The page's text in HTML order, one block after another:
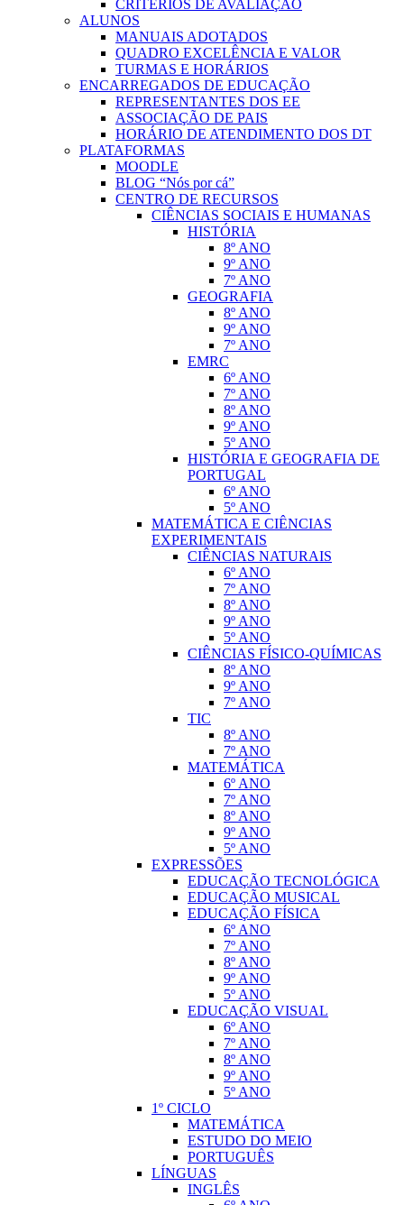
CRITÉRIOS DE AVALIAÇÃO
ALUNOS
MANUAIS ADOTADOS
QUADRO EXCELÊNCIA E VALOR
TURMAS E HORÁRIOS
ENCARREGADOS DE EDUCAÇÃO
REPRESENTANTES DOS EE
ASSOCIAÇÃO DE PAIS
HORÁRIO DE ATENDIMENTO DOS DT
PLATAFORMAS
MOODLE
BLOG “Nós por cá”
CENTRO DE RECURSOS
CIÊNCIAS SOCIAIS E HUMANAS
HISTÓRIA
8º ANO
9º ANO
7º ANO
GEOGRAFIA
8º ANO
9º ANO
7º ANO
EMRC
6º ANO
7º ANO
8º ANO
9º ANO
5º ANO
HISTÓRIA E GEOGRAFIA DE
PORTUGAL
6º ANO
5º ANO
MATEMÁTICA E CIÊNCIAS
EXPERIMENTAIS
CIÊNCIAS NATURAIS
6º ANO
7º ANO
8º ANO
9º ANO
5º ANO
CIÊNCIAS FÍSICO-QUÍMICAS
8º ANO
9º ANO
7º ANO
TIC
8º ANO
7º ANO
MATEMÁTICA
6º ANO
7º ANO
8º ANO
9º ANO
5º ANO
EXPRESSÕES
EDUCAÇÃO TECNOLÓGICA
EDUCAÇÃO MUSICAL
EDUCAÇÃO FÍSICA
6º ANO
7º ANO
8º ANO
9º ANO
5º ANO
EDUCAÇÃO VISUAL
6º ANO
7º ANO
8º ANO
9º ANO
5º ANO
1º CICLO
MATEMÁTICA
ESTUDO DO MEIO
PORTUGUÊS
LÍNGUAS
INGLÊS